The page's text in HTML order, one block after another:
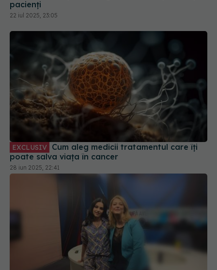
EXCLUSIV Cum aleg medicii tratamentul care îți
poate salva viața în cancer
28 iun 2025, 22:41
Căldura și tulburările afective, subiectul
săptămânii la DrPsy
11 iul 2025, 23:51